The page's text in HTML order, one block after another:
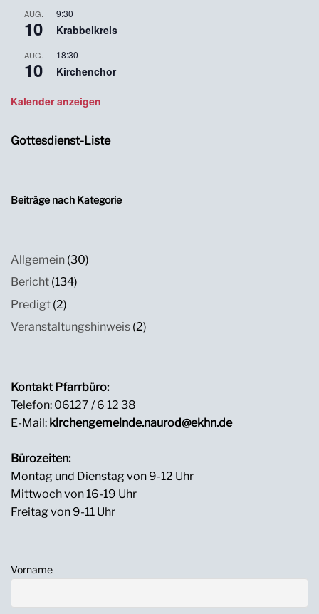
AUG.
10
9:30
Krabbelkreis
AUG.
10
18:30
Kirchenchor
Kalender anzeigen
Gottesdienst-Liste
Beiträge nach Kategorie
Allgemein (30)
Bericht (134)
Predigt (2)
Veranstaltungshinweis (2)
Kontakt Pfarrbüro:
Telefon: 06127 / 6 12 38
E-Mail: kirchengemeinde.naurod@ekhn.de
Bürozeiten:
Montag und Dienstag von 9-12 Uhr
Mittwoch von 16-19 Uhr
Freitag von 9-11 Uhr
Vorname